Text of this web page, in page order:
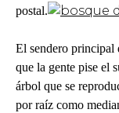
postal.
El sendero principal
que la gente pise el
árbol que se
por raíz como